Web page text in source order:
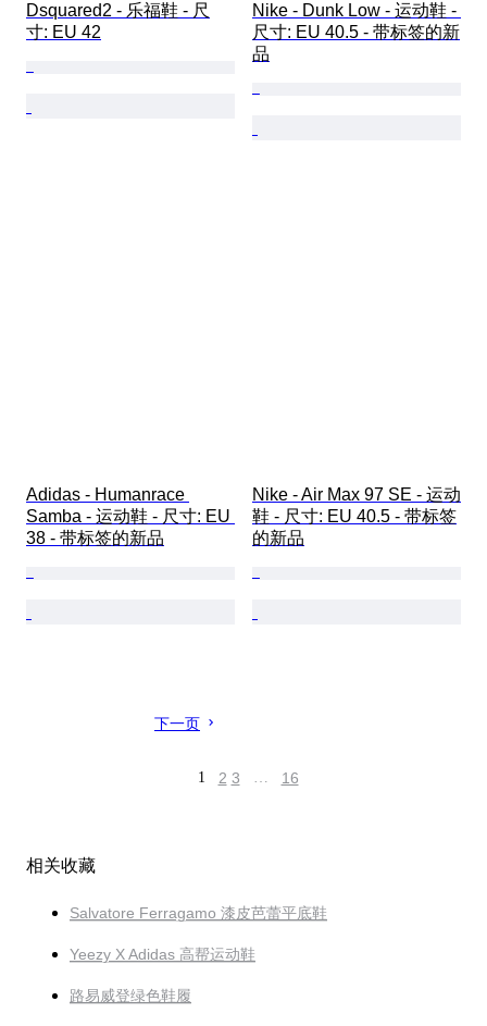
Dsquared2 - 乐福鞋 - 尺
寸: EU 42
Nike - Dunk Low - 运动鞋 -
尺寸: EU 40.5 - 带标签的新
品
Adidas - Humanrace
Samba - 运动鞋 - 尺寸: EU
38 - 带标签的新品
Nike - Air Max 97 SE - 运动
鞋 - 尺寸: EU 40.5 - 带标签
的新品
下一页
1 2 3 … 16
相关收藏
Salvatore Ferragamo 漆皮芭蕾平底鞋
Yeezy X Adidas 高帮运动鞋
路易威登绿色鞋履